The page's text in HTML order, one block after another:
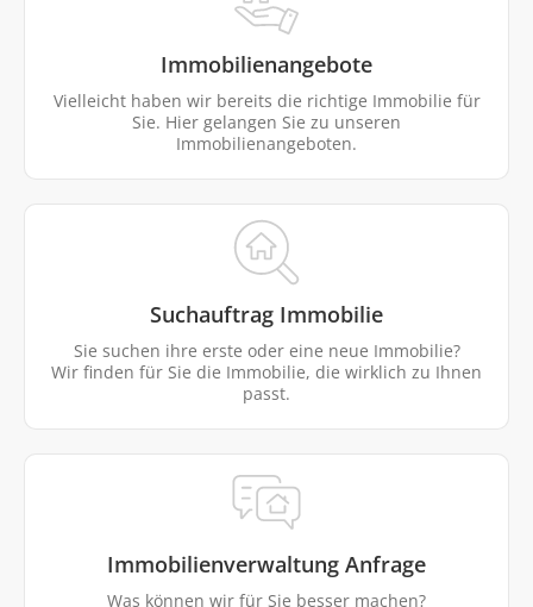
Immobilienangebote
Vielleicht haben wir bereits die richtige Immobilie für
Sie. Hier gelangen Sie zu unseren
Immobilienangeboten.
Suchauftrag Immobilie
Sie suchen ihre erste oder eine neue Immobilie?
Wir finden für Sie die Immobilie, die wirklich zu Ihnen
passt.
Immobilienverwaltung Anfrage
Was können wir für Sie besser machen?